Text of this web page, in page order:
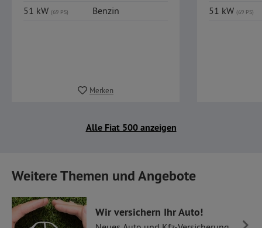
51 kW (69 PS) Benzin
Merken
51 kW (69 PS)
Alle Fiat 500 anzeigen
Weitere Themen und Angebote
Wir versichern Ihr Auto!